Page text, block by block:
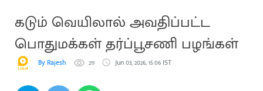
கடும் வெயிலால் அவதிப்பட்ட
பொதுமக்கள் தர்ப்பூசணி பழங்கள்
By Rajesh 211 Jun 03, 2026, 15:06 IST